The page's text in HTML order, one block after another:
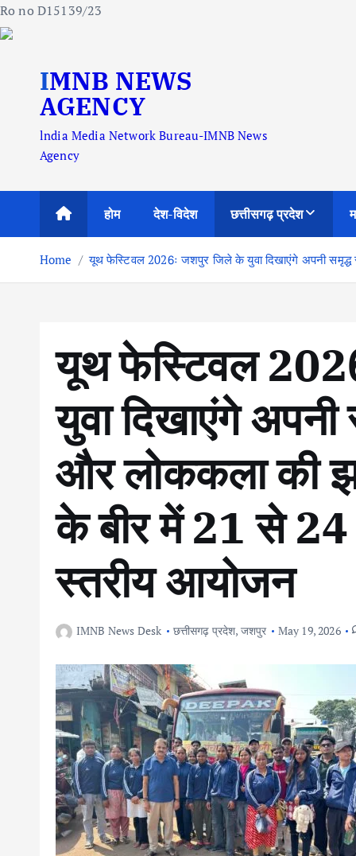
Ro no D15139/23
IMNB NEWS
AGENCY
lndia Media Network Bureau-IMNB News
Agency
होम देश-विदेश छत्तीसगढ़ प्रदेश
Home यूथ फेस्टिवल 2026ः जशपुर जिले के युवा दिखाएंगे अपनी
यूथ फेस्टिवल
युवा दिखाएंगे
और लोककला की
के बीर में 21 से 24
स्तरीय आयोजन
IMNB News Desk छत्तीसगढ़ प्रदेश, जशपुर May 19, 2026